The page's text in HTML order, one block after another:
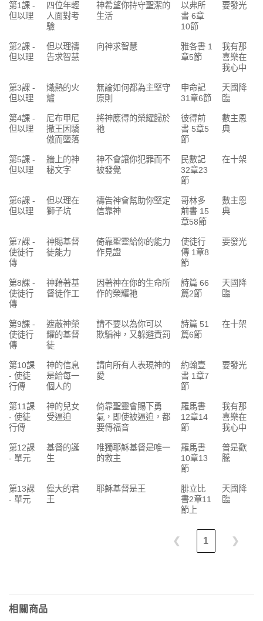
第1課 -
但以理
四位年輕
人面對考
驗
神希望你持守聖潔的
生活
以弗所
書 6章
10節
要發光
第2課 -
但以理
但以理禱
告求智慧
向神求智慧
雅各書 1
章5節
我有那
喜樂在
我心中
第3課 -
但以理
熾熱的火
爐
無論如何都為主堅守
原則
申命記
31章6節
天國降
臨
第4課 -
但以理
尼布甲尼
撒王因驕
傲而墮落
將神應得的榮耀歸於
祂
彼得前
書 5章5
節
數主恩
典
第5課 -
但以理
牆上的神
秘文字
神不會讓你犯罪而不
被發覺
民數記
32章23
節
在十架
第6課 -
但以理
但以理在
獅子坑
禱告神會幫助你堅定
信靠神
哥林多
前書 15
章58節
數主恩
典
第7課 -
使徒行
傳
神賜基督
徒能力
倚靠聖靈給你的能力
作見證
使徒行
傳 1章8
節
要發光
第8課 -
使徒行
傳
神藉著基
督徒作工
因著神在你的生命所
作的榮耀祂
詩篇 66
篇2節
天國降
臨
第9課 -
使徒行
傳
遮蔽神榮
耀的基督
徒
請不要以為你可以
欺騙神，又躲避責罰
詩篇 51
篇6節
在十架
第10課
- 使徒
行傳
神的信息
是給每一
個人的
請向所有人表現神的
愛
約翰壹
書 1章7
節
要發光
第11課
- 使徒
行傳
神的兒女
受逼迫
倚靠聖靈會賜下勇
氣，即使被逼迫，都
要傳福音
羅馬書
12章14
節
我有那
喜樂在
我心中
第12課
- 單元
基督的誕
生
唯獨耶穌基督是唯一
的救主
羅馬書
10章13
節
普是歡
騰
第13課
- 單元
偉大的君
王
耶穌基督是王
腓立比
書2章11
節上
天國降
臨
❮ 1 ❯
相關商品